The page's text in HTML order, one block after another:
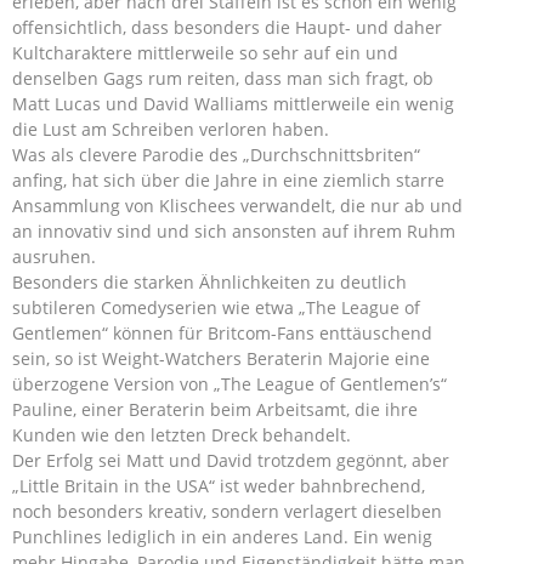
offensichtlich, dass besonders die Haupt- und daher
Kultcharaktere mittlerweile so sehr auf ein und
denselben Gags rum reiten, dass man sich fragt, ob
Matt Lucas und David Walliams mittlerweile ein wenig
die Lust am Schreiben verloren haben.
Was als clevere Parodie des „Durchschnittsbriten“
anfing, hat sich über die Jahre in eine ziemlich starre
Ansammlung von Klischees verwandelt, die nur ab und
an innovativ sind und sich ansonsten auf ihrem Ruhm
ausruhen.
Besonders die starken Ähnlichkeiten zu deutlich
subtileren Comedyserien wie etwa „The League of
Gentlemen“ können für Britcom-Fans enttäuschend
sein, so ist Weight-Watchers Beraterin Majorie eine
überzogene Version von „The League of Gentlemen’s“
Pauline, einer Beraterin beim Arbeitsamt, die ihre
Kunden wie den letzten Dreck behandelt.
Der Erfolg sei Matt und David trotzdem gegönnt, aber
„Little Britain in the USA“ ist weder bahnbrechend,
noch besonders kreativ, sondern verlagert dieselben
Punchlines lediglich in ein anderes Land. Ein wenig